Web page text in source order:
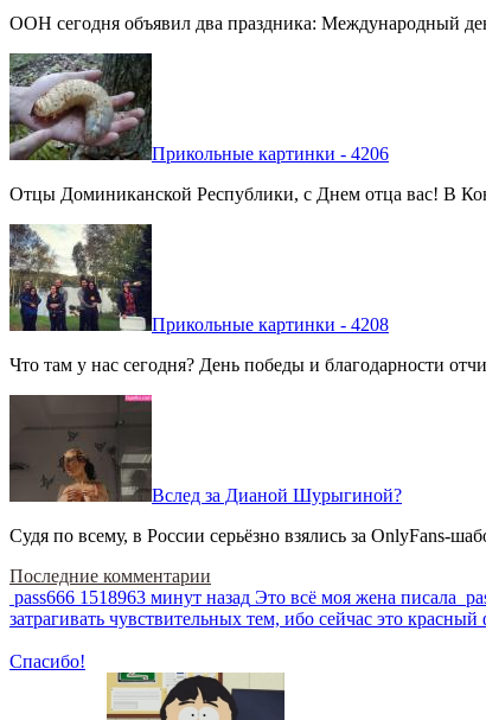
ООН сегодня объявил два праздника: Международный
Прикольные картинки - 4206
Отцы Доминиканской Республики, с Днем отца вас! В
Прикольные картинки - 4208
Что там у нас сегодня? День победы и благодарности
Вслед за Дианой Шурыгиной?
Судя по всему, в России серьёзно взялись за OnlyFans-
Последние комментарии
pass666 1518963 минут назад Это всё моя жена писала
затрагивать чувствительных тем, ибо сейчас это
Спасибо!